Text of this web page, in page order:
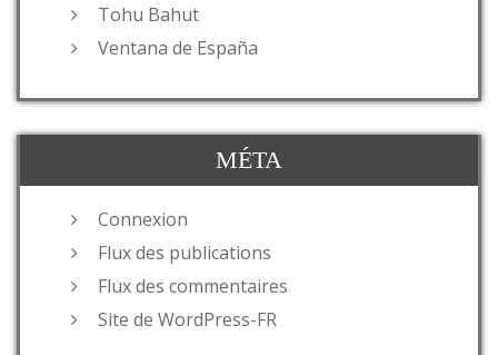
Tohu Bahut
Ventana de España
MÉTA
Connexion
Flux des publications
Flux des commentaires
Site de WordPress-FR